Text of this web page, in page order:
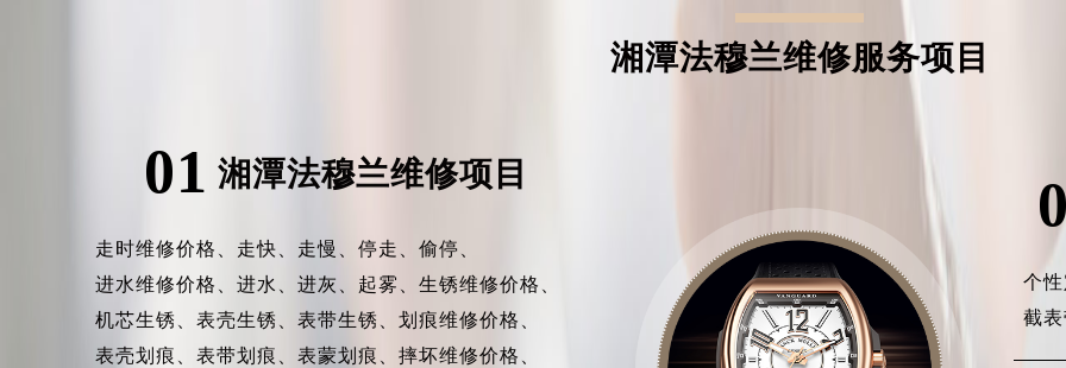
湘潭法穆兰维修服务项目
01 湘潭法穆兰维修项目
走时维修价格、 走快、 走慢、停走、偷停、
进水维修价格、进水、进灰、 起雾、生锈维修价格、
机芯生锈、表壳生锈、表带生锈、划痕维修价格、
表壳划痕、表带划痕、表蒙划痕、摔坏维修价格、
个
截